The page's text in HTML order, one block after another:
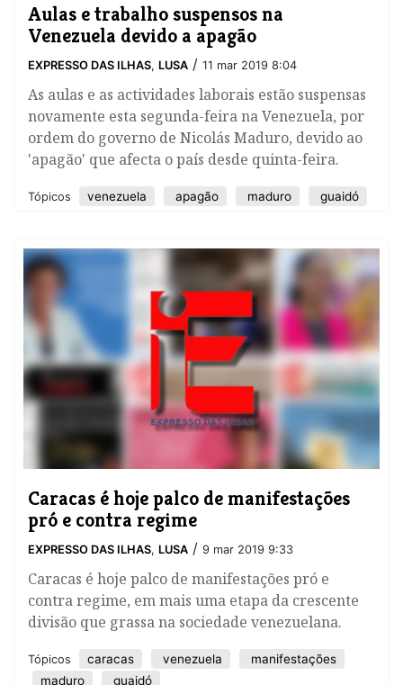
Aulas e trabalho suspensos na
Venezuela devido a apagão
EXPRESSO DAS ILHAS, LUSA / 11 mar 2019 8:04
As aulas e as actividades laborais estão suspensas
novamente esta segunda-feira na Venezuela, por
ordem do governo de Nicolás Maduro, devido ao
'apagão' que afecta o país desde quinta-feira.
Tópicos venezuela apagão maduro guaidó
Caracas é hoje palco de manifestações
pró e contra regime
EXPRESSO DAS ILHAS, LUSA / 9 mar 2019 9:33
​Caracas é hoje palco de manifestações pró e
contra regime, em mais uma etapa da crescente
divisão que grassa na sociedade venezuelana.
Tópicos caracas venezuela
manifestações
maduro
guaidó